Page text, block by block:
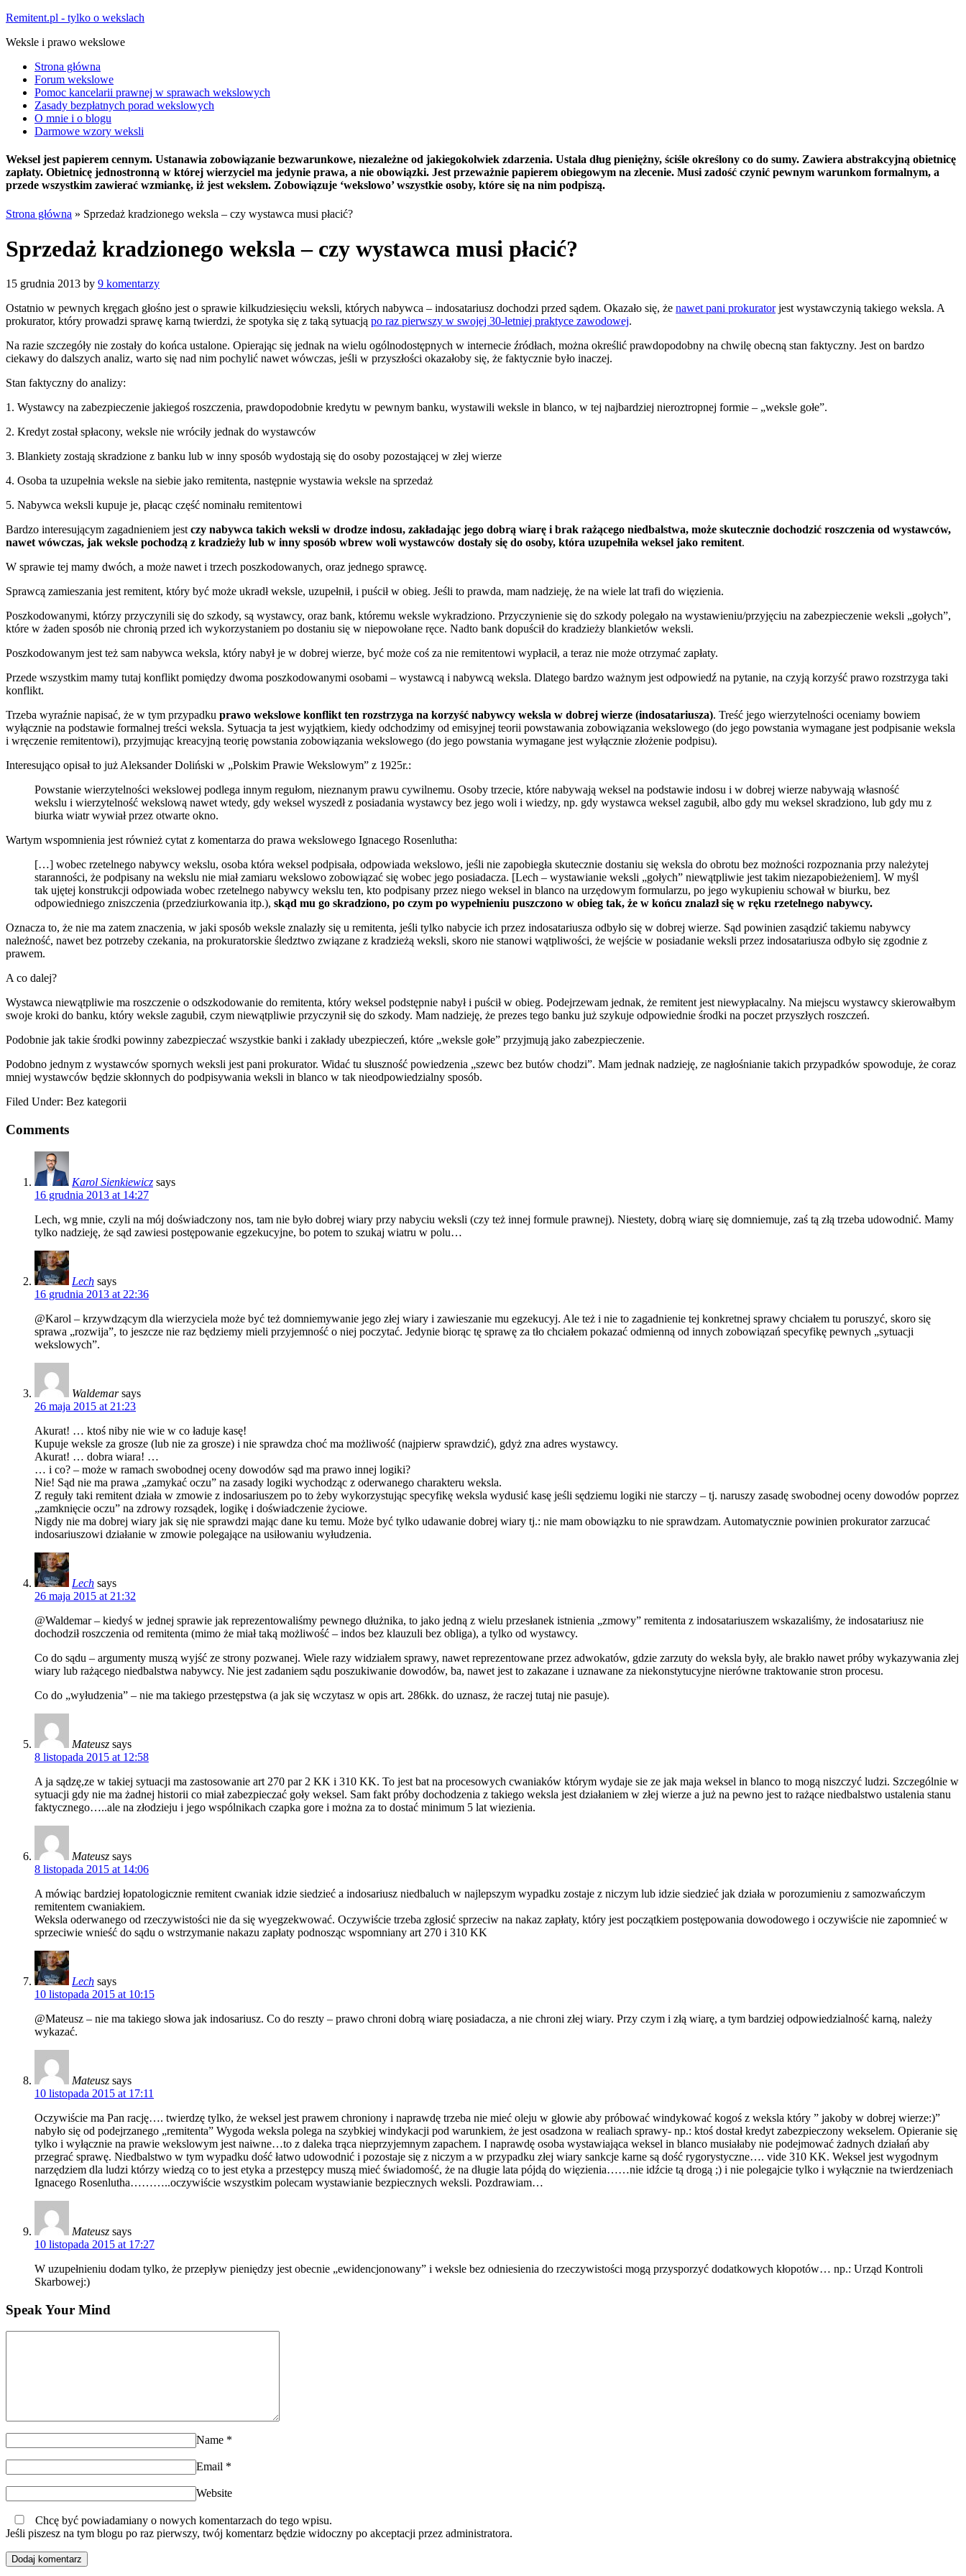
Remitent.pl - tylko o wekslach
Weksle i prawo wekslowe
Strona główna
Forum wekslowe
Pomoc kancelarii prawnej w sprawach wekslowych
Zasady bezpłatnych porad wekslowych
O mnie i o blogu
Darmowe wzory weksli
Weksel jest papierem cennym. Ustanawia zobowiązanie bezwarunkowe, niezależne od jakiegokolwiek zdarzenia. Ustala dług pieniężny, ściśle określony co do sumy. Zawiera abstrakcyjną obietnicę
zapłaty. Obietnicę jednostronną w której wierzyciel ma jedynie prawa, a nie obowiązki. Jest przeważnie papierem obiegowym na zlecenie. Musi zadość czynić pewnym warunkom formalnym, a
przede wszystkim zawierać wzmiankę, iż jest wekslem. Zobowiązuje ‘wekslowo’ wszystkie osoby, które się na nim podpiszą.
Strona główna » Sprzedaż kradzionego weksla – czy wystawca musi płacić?
Sprzedaż kradzionego weksla – czy wystawca musi płacić?
15 grudnia 2013 by 9 komentarzy
Ostatnio w pewnych kręgach głośno jest o sprawie kilkudziesięciu weksli, których nabywca – indosatariusz dochodzi przed sądem. Okazało się, że nawet pani prokuratorjest wystawczynią takiego weksla. A
prokurator, który prowadzi sprawę karną twierdzi, że spotyka się z taką sytuacją po raz pierwszy w swojej 30-letniej praktyce zawodowej.
Na razie szczegóły nie zostały do końca ustalone. Opierając się jednak na wielu ogólnodostępnych w internecie źródłach, można określić prawdopodobny na chwilę obecną stan faktyczny. Jest on bardzo
ciekawy do dalszych analiz, warto się nad nim pochylić nawet wówczas, jeśli w przyszłości okazałoby się, że faktycznie było inaczej.
Stan faktyczny do analizy:
1. Wystawcy na zabezpieczenie jakiegoś roszczenia, prawdopodobnie kredytu w pewnym banku, wystawili weksle in blanco, w tej najbardziej nieroztropnej formie – „weksle gołe”.
2. Kredyt został spłacony, weksle nie wróciły jednak do wystawców
3. Blankiety zostają skradzione z banku lub w inny sposób wydostają się do osoby pozostającej w złej wierze
4. Osoba ta uzupełnia weksle na siebie jako remitenta, następnie wystawia weksle na sprzedaż
5. Nabywca weksli kupuje je, płacąc część nominału remitentowi
Bardzo interesującym zagadnieniem jestczy nabywca takich weksli w drodze indosu, zakładając jego dobrą wiarę i brak rażącego niedbalstwa, może skutecznie dochodzić roszczenia od wystawców,
nawet wówczas, jak weksle pochodzą z kradzieży lub w inny sposób wbrew woli wystawców dostały się do osoby, która uzupełniła weksel jako remitent.
W sprawie tej mamy dwóch, a może nawet i trzech poszkodowanych, oraz jednego sprawcę.
Sprawcą zamieszania jest remitent, który być może ukradł weksle, uzupełnił, i puścił w obieg. Jeśli to prawda, mam nadzieję, że na wiele lat trafi do więzienia.
Poszkodowanymi, którzy przyczynili się do szkody, są wystawcy, oraz bank, któremu weksle wykradziono. Przyczynienie się do szkody polegało na wystawieniu/przyjęciu na zabezpieczenie weksli „gołych”,
które w żaden sposób nie chronią przed ich wykorzystaniem po dostaniu się w niepowołane ręce. Nadto bank dopuścił do kradzieży blankietów weksli.
Poszkodowanym jest też sam nabywca weksla, który nabył je w dobrej wierze, być może coś za nie remitentowi wypłacił, a teraz nie może otrzymać zapłaty.
Przede wszystkim mamy tutaj konflikt pomiędzy dwoma poszkodowanymi osobami – wystawcą i nabywcą weksla. Dlatego bardzo ważnym jest odpowiedź na pytanie, na czyją korzyść prawo rozstrzyga taki
konflikt.
Trzeba wyraźnie napisać, że w tym przypadku prawo wekslowe konflikt ten rozstrzyga na korzyść nabywcy weksla w dobrej wierze (indosatariusza). Treść jego wierzytelności oceniamy bowiem
wyłącznie na podstawie formalnej treści weksla. Sytuacja ta jest wyjątkiem, kiedy odchodzimy od emisyjnej teorii powstawania zobowiązania wekslowego (do jego powstania wymagane jest podpisanie weksla
i wręczenie remitentowi), przyjmując kreacyjną teorię powstania zobowiązania wekslowego (do jego powstania wymagane jest wyłącznie złożenie podpisu).
Interesująco opisał to już Aleksander Doliński w „Polskim Prawie Wekslowym” z 1925r.:
Powstanie wierzytelności wekslowej podlega innym regułom, nieznanym prawu cywilnemu. Osoby trzecie, które nabywają weksel na podstawie indosu i w dobrej wierze nabywają własność
wekslu i wierzytelność wekslową nawet wtedy, gdy weksel wyszedł z posiadania wystawcy bez jego woli i wiedzy, np. gdy wystawca weksel zagubił, albo gdy mu weksel skradziono, lub gdy mu z
biurka wiatr wywiał przez otwarte okno.
Wartym wspomnienia jest również cytat z komentarza do prawa wekslowego Ignacego Rosenlutha:
[…] wobec rzetelnego nabywcy wekslu, osoba która weksel podpisała, odpowiada wekslowo, jeśli nie zapobiegła skutecznie dostaniu się weksla do obrotu bez możności rozpoznania przy należytej
staranności, że podpisany na wekslu nie miał zamiaru wekslowo zobowiązać się wobec jego posiadacza. [Lech – wystawianie weksli „gołych” niewątpliwie jest takim niezapobieżeniem]. W myśl
tak ujętej konstrukcji odpowiada wobec rzetelnego nabywcy wekslu ten, kto podpisany przez niego weksel in blanco na urzędowym formularzu, po jego wykupieniu schował w biurku, bez
odpowiedniego zniszczenia (przedziurkowania itp.), skąd mu go skradziono, po czym po wypełnieniu puszczono w obieg tak, że w końcu znalazł się w ręku rzetelnego nabywcy.
Oznacza to, że nie ma zatem znaczenia, w jaki sposób weksle znalazły się u remitenta, jeśli tylko nabycie ich przez indosatariusza odbyło się w dobrej wierze. Sąd powinien zasądzić takiemu nabywcy
należność, nawet bez potrzeby czekania, na prokuratorskie śledztwo związane z kradzieżą weksli, skoro nie stanowi wątpliwości, że wejście w posiadanie weksli przez indosatariusza odbyło się zgodnie z
prawem.
A co dalej?
Wystawca niewątpliwie ma roszczenie o odszkodowanie do remitenta, który weksel podstępnie nabył i puścił w obieg. Podejrzewam jednak, że remitent jest niewypłacalny. Na miejscu wystawcy skierowałbym
swoje kroki do banku, który weksle zagubił, czym niewątpliwie przyczynił się do szkody. Mam nadzieję, że prezes tego banku już szykuje odpowiednie środki na poczet przyszłych roszczeń.
Podobnie jak takie środki powinny zabezpieczać wszystkie banki i zakłady ubezpieczeń, które „weksle gołe” przyjmują jako zabezpieczenie.
Podobno jednym z wystawców spornych weksli jest pani prokurator. Widać tu słuszność powiedzenia „szewc bez butów chodzi”. Mam jednak nadzieję, ze nagłośnianie takich przypadków spowoduje, że coraz
mniej wystawców będzie skłonnych do podpisywania weksli in blanco w tak nieodpowiedzialny sposób.
Filed Under: Bez kategorii
Comments
Karol Sienkiewicz says
16 grudnia 2013 at 14:27
Lech, wg mnie, czyli na mój doświadczony nos, tam nie było dobrej wiary przy nabyciu weksli (czy też innej formule prawnej). Niestety, dobrą wiarę się domniemuje, zaś tą złą trzeba udowodnić. Mamy
tylko nadzieję, że sąd zawiesi postępowanie egzekucyjne, bo potem to szukaj wiatru w polu…
Lech says
16 grudnia 2013 at 22:36
@Karol – krzywdzącym dla wierzyciela może być też domniemywanie jego złej wiary i zawieszanie mu egzekucyj. Ale też i nie to zagadnienie tej konkretnej sprawy chciałem tu poruszyć, skoro się
sprawa „rozwija”, to jeszcze nie raz będziemy mieli przyjemność o niej poczytać. Jedynie biorąc tę sprawę za tło chciałem pokazać odmienną od innych zobowiązań specyfikę pewnych „sytuacji
wekslowych”.
Waldemar says
26 maja 2015 at 21:23
Akurat! … ktoś niby nie wie w co ładuje kasę!
Kupuje weksle za grosze (lub nie za grosze) i nie sprawdza choć ma możliwość (najpierw sprawdzić), gdyż zna adres wystawcy.
Akurat! … dobra wiara! …
… i co? – może w ramach swobodnej oceny dowodów sąd ma prawo innej logiki?
Nie! Sąd nie ma prawa „zamykać oczu” na zasady logiki wychodząc z oderwanego charakteru weksla.
Z reguły taki remitent działa w zmowie z indosariuszem po to żeby wykorzystując specyfikę weksla wydusić kasę jeśli sędziemu logiki nie starczy – tj. naruszy zasadę swobodnej oceny dowodów poprzez
„zamknięcie oczu” na zdrowy rozsądek, logikę i doświadczenie życiowe.
Nigdy nie ma dobrej wiary jak się nie sprawdzi mając dane ku temu. Może być tylko udawanie dobrej wiary tj.: nie mam obowiązku to nie sprawdzam. Automatycznie powinien prokurator zarzucać
indosariuszowi działanie w zmowie polegające na usiłowaniu wyłudzenia.
Lech says
26 maja 2015 at 21:32
@Waldemar – kiedyś w jednej sprawie jak reprezentowaliśmy pewnego dłużnika, to jako jedną z wielu przesłanek istnienia „zmowy” remitenta z indosatariuszem wskazaliśmy, że indosatariusz nie
dochodził roszczenia od remitenta (mimo że miał taką możliwość – indos bez klauzuli bez obliga), a tylko od wystawcy.
Co do sądu – argumenty muszą wyjść ze strony pozwanej. Wiele razy widziałem sprawy, nawet reprezentowane przez adwokatów, gdzie zarzuty do weksla były, ale brakło nawet próby wykazywania złej
wiary lub rażącego niedbalstwa nabywcy. Nie jest zadaniem sądu poszukiwanie dowodów, ba, nawet jest to zakazane i uznawane za niekonstytucyjne nierówne traktowanie stron procesu.
Co do „wyłudzenia” – nie ma takiego przestępstwa (a jak się wczytasz w opis art. 286kk. do uznasz, że raczej tutaj nie pasuje).
Mateusz says
8 listopada 2015 at 12:58
A ja sądzę,ze w takiej sytuacji ma zastosowanie art 270 par 2 KK i 310 KK. To jest bat na procesowych cwaniaków którym wydaje sie ze jak maja weksel in blanco to mogą niszczyć ludzi. Szczególnie w
sytuacji gdy nie ma żadnej historii co miał zabezpieczać goły weksel. Sam fakt próby dochodzenia z takiego weksla jest działaniem w złej wierze a już na pewno jest to rażące niedbalstwo ustalenia stanu
faktycznego…..ale na złodzieju i jego wspólnikach czapka gore i można za to dostać minimum 5 lat wiezienia.
Mateusz says
8 listopada 2015 at 14:06
A mówiąc bardziej łopatologicznie remitent cwaniak idzie siedzieć a indosariusz niedbaluch w najlepszym wypadku zostaje z niczym lub idzie siedzieć jak działa w porozumieniu z samozwańczym
remitentem cwaniakiem.
Weksla oderwanego od rzeczywistości nie da się wyegzekwować. Oczywiście trzeba zgłosić sprzeciw na nakaz zapłaty, który jest początkiem postępowania dowodowego i oczywiście nie zapomnieć w
sprzeciwie wnieść do sądu o wstrzymanie nakazu zapłaty podnosząc wspomniany art 270 i 310 KK
Lech says
10 listopada 2015 at 10:15
@Mateusz – nie ma takiego słowa jak indosariusz. Co do reszty – prawo chroni dobrą wiarę posiadacza, a nie chroni złej wiary. Przy czym i złą wiarę, a tym bardziej odpowiedzialność karną, należy
wykazać.
Mateusz says
10 listopada 2015 at 17:11
Oczywiście ma Pan rację…. twierdzę tylko, że weksel jest prawem chroniony i naprawdę trzeba nie mieć oleju w głowie aby próbować windykować kogoś z weksla który ” jakoby w dobrej wierze:)”
nabyło się od podejrzanego „remitenta” Wygoda weksla polega na szybkiej windykacji pod warunkiem, że jest osadzona w realiach sprawy- np.: ktoś dostał kredyt zabezpieczony wekselem. Opieranie się
tylko i wyłącznie na prawie wekslowym jest naiwne…to z daleka trąca nieprzyjemnym zapachem. I naprawdę osoba wystawiająca weksel in blanco musiałaby nie podejmować żadnych działań aby
przegrać sprawę. Niedbalstwo w tym wypadku dość łatwo udowodnić i pozostaje się z niczym a w przypadku złej wiary sankcje karne są dość rygorystyczne…. vide 310 KK. Weksel jest wygodnym
narzędziem dla ludzi którzy wiedzą co to jest etyka a przestępcy muszą mieć świadomość, że na długie lata pójdą do więzienia……nie idźcie tą drogą ;) i nie polegajcie tylko i wyłącznie na twierdzeniach
Ignacego Rosenlutha………..oczywiście wszystkim polecam wystawianie bezpiecznych weksli. Pozdrawiam…
Mateusz says
10 listopada 2015 at 17:27
W uzupełnieniu dodam tylko, że przepływ pieniędzy jest obecnie „ewidencjonowany” i weksle bez odniesienia do rzeczywistości mogą przysporzyć dodatkowych kłopotów… np.: Urząd Kontroli
Skarbowej:)
Speak Your Mind
Name *
Email *
Website
Chcę być powiadamiany o nowych komentarzach do tego wpisu.
Jeśli piszesz na tym blogu po raz pierwszy, twój komentarz będzie widoczny po akceptacji przez administratora.